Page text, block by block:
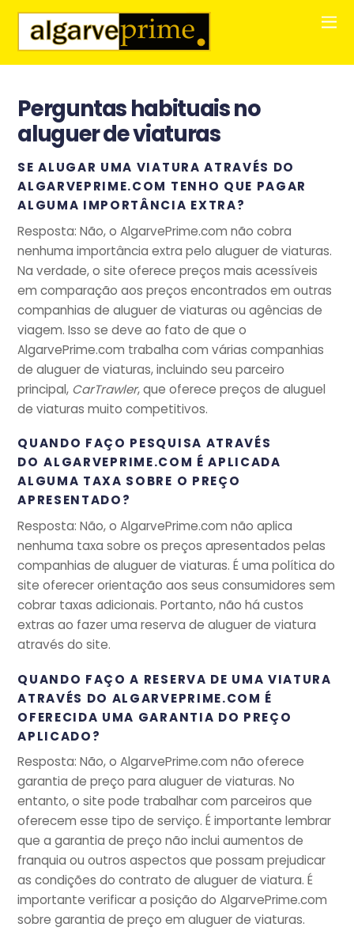
Perguntas habituais no
aluguer de viaturas
SE ALUGAR UMA VIATURA ATRAVÉS DO
ALGARVEPRIME.COM TENHO QUE PAGAR
ALGUMA IMPORTÂNCIA EXTRA?
Resposta: Não, o AlgarvePrime.com não cobra
nenhuma importância extra pelo aluguer de viaturas.
Na verdade, o site oferece preços mais acessíveis
em comparação aos preços encontrados em outras
companhias de aluguer de viaturas ou agências de
viagem. Isso se deve ao fato de que o
AlgarvePrime.com trabalha com várias companhias
de aluguer de viaturas, incluindo seu parceiro
principal, CarTrawler, que oferece preços de aluguel
de viaturas muito competitivos.
QUANDO FAÇO PESQUISA ATRAVÉS
DO ALGARVEPRIME.COM É APLICADA
ALGUMA TAXA SOBRE O PREÇO
APRESENTADO?
Resposta: Não, o AlgarvePrime.com não aplica
nenhuma taxa sobre os preços apresentados pelas
companhias de aluguer de viaturas. É uma política do
site oferecer orientação aos seus consumidores sem
cobrar taxas adicionais. Portanto, não há custos
extras ao fazer uma reserva de aluguer de viatura
através do site.
QUANDO FAÇO A RESERVA DE UMA VIATURA
ATRAVÉS DO ALGARVEPRIME.COM É
OFERECIDA UMA GARANTIA DO PREÇO
APLICADO?
Resposta: Não, o AlgarvePrime.com não oferece
garantia de preço para aluguer de viaturas. No
entanto, o site pode trabalhar com parceiros que
oferecem esse tipo de serviço. É importante lembrar
que a garantia de preço não inclui aumentos de
franquia ou outros aspectos que possam prejudicar
as condições do contrato de aluguer de viatura. É
importante verificar a posição do AlgarvePrime.com
sobre garantia de preço em aluguer de viaturas.